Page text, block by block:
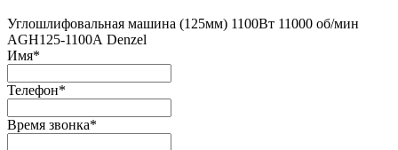
Углошлифовальная машина (125мм) 1100Вт 11000 об/мин
AGH125-1100А Denzel
Имя*
Телефон*
Время звонка*